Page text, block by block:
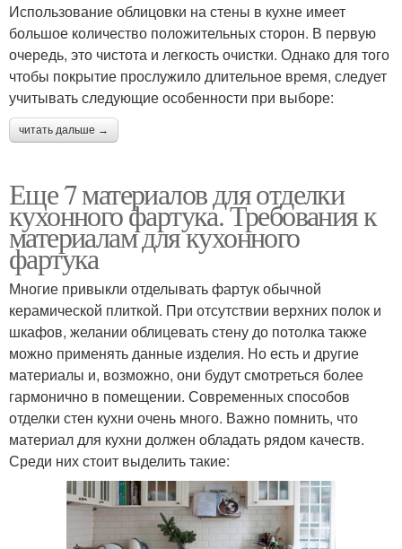
Использование облицовки на стены в кухне имеет
большое количество положительных сторон. В первую
очередь, это чистота и легкость очистки. Однако для того
чтобы покрытие прослужило длительное время, следует
учитывать следующие особенности при выборе:
читать дальше →
Еще 7 материалов для отделки
кухонного фартука. Требования к
материалам для кухонного
фартука
Многие привыкли отделывать фартук обычной
керамической плиткой. При отсутствии верхних полок и
шкафов, желании облицевать стену до потолка также
можно применять данные изделия. Но есть и другие
материалы и, возможно, они будут смотреться более
гармонично в помещении. Современных способов
отделки стен кухни очень много. Важно помнить, что
материал для кухни должен обладать рядом качеств.
Среди них стоит выделить такие: